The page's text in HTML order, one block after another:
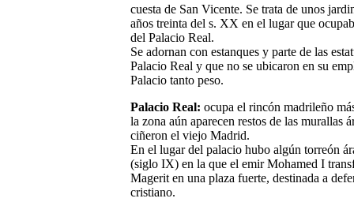
cuesta de San Vicente. Se trata de unos
años treinta del s. XX en el lugar que
del Palacio Real.
Se adornan con estanques y parte de las
Palacio Real y que no se ubicaron en su
Palacio tanto peso.
Palacio Real: ocupa el rincón madrileño
la zona aún aparecen restos de las murallas
ciñeron el viejo Madrid.
En el lugar del palacio hubo algún torreón
(siglo IX) en la que el emir Mohamed I
Magerit en una plaza fuerte, destinada a
cristiano.